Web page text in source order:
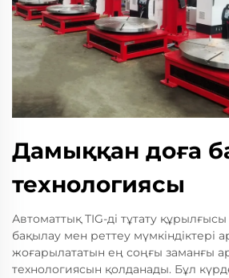
Дамыққан доға
технологиясы
Автоматтық TIG-ді тұтату
бақылау мен реттеу мүмкіндіктері
жоғарылататын ең соңғы заманғы
технологиясын қолданады. Бұл